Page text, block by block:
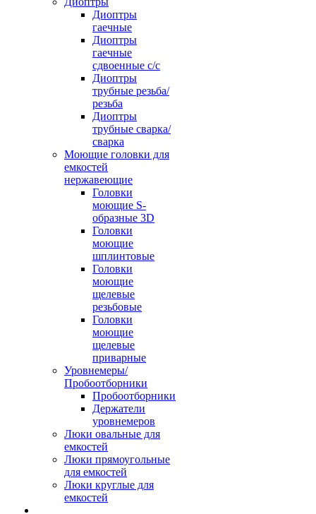
Диоптры
гаечные
Диоптры
гаечные
сдвоенные c/c
Диоптры
трубные резьба/
резьба
Диоптры
трубные сварка/
сварка
Моющие головки для
емкостей
нержавеющие
Головки
моющие S-
образные 3D
Головки
моющие
шплинтовые
Головки
моющие
щелевые
резьбовые
Головки
моющие
щелевые
приварные
Уровнемеры/
Пробоотборники
Пробоотборники
Держатели
уровнемеров
Люки овальные для
емкостей
Люки прямоугольные
для емкостей
Люки круглые для
емкостей